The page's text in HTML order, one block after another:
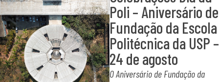
Poli – Aniversário de
Fundação da Escola
Politécnica da USP –
24 de agosto
O Aniversário de Fundação da